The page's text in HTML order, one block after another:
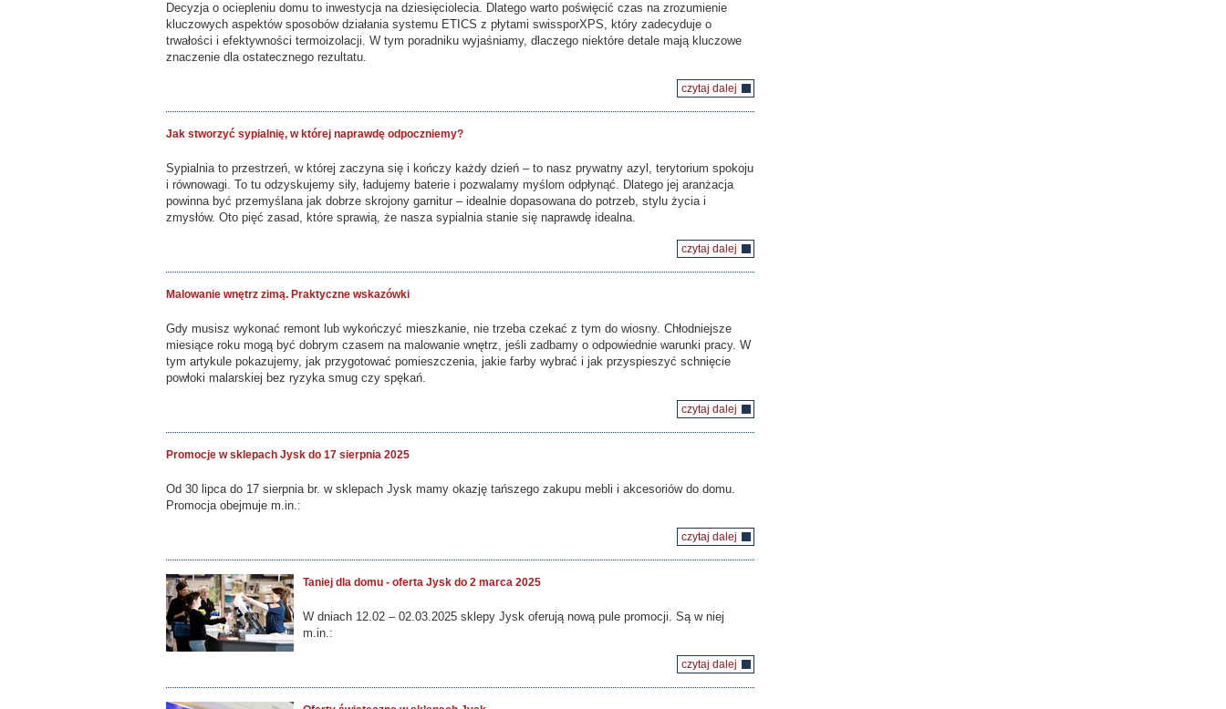
Decyzja o ociepleniu domu to inwestycja na dziesięciolecia. Dlatego warto poświęcić czas na zrozumienie
kluczowych aspektów sposobów działania systemu ETICS z płytami swissporXPS, który zadecyduje o
trwałości i efektywności termoizolacji. W tym poradniku wyjaśniamy, dlaczego niektóre detale mają kluczowe
znaczenie dla ostatecznego rezultatu.
czytaj dalej
Jak stworzyć sypialnię, w której naprawdę odpoczniemy?
Sypialnia to przestrzeń, w której zaczyna się i kończy każdy dzień – to nasz prywatny azyl, terytorium spokoju
i równowagi. To tu odzyskujemy siły, ładujemy baterie i pozwalamy myślom odpłynąć. Dlatego jej aranżacja
powinna być przemyślana jak dobrze skrojony garnitur – idealnie dopasowana do potrzeb, stylu życia i
zmysłów. Oto pięć zasad, które sprawią, że nasza sypialnia stanie się naprawdę idealna.
czytaj dalej
Malowanie wnętrz zimą. Praktyczne wskazówki
Gdy musisz wykonać remont lub wykończyć mieszkanie, nie trzeba czekać z tym do wiosny. Chłodniejsze
miesiące roku mogą być dobrym czasem na malowanie wnętrz, jeśli zadbamy o odpowiednie warunki pracy. W
tym artykule pokazujemy, jak przygotować pomieszczenia, jakie farby wybrać i jak przyspieszyć schnięcie
powłoki malarskiej bez ryzyka smug czy spękań.
czytaj dalej
Promocje w sklepach Jysk do 17 sierpnia 2025
Od 30 lipca do 17 sierpnia br. w sklepach Jysk mamy okazję tańszego zakupu mebli i akcesoriów do domu.
Promocja obejmuje m.in.:
czytaj dalej
Taniej dla domu - oferta Jysk do 2 marca 2025
W dniach 12.02 – 02.03.2025 sklepy Jysk oferują nową pule promocji. Są w niej
m.in.:
czytaj dalej